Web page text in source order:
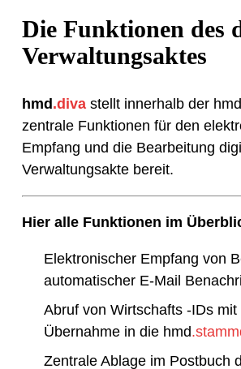
Die Funktionen des
Verwaltungsaktes
hmd.divastellt innerhalb der
zentrale Funktionen für den
Empfang und die Bearbeitung
Verwaltungsakte bereit.
Hier alle Funktionen im
Elektronischer Empfang von
automatischer E-Mail
Abruf von Wirtschafts -IDs mit
Übernahme in die hmd
Zentrale Ablage im Postbuch